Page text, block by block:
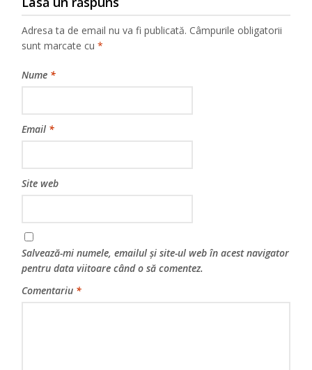
Adresa ta de email nu va fi publicată. Câmpurile obligatorii
sunt marcate cu*
Nume *
Email *
Site web
Salvează-mi numele, emailul și site-ul web în acest navigator
pentru data viitoare când o să comentez.
Comentariu *